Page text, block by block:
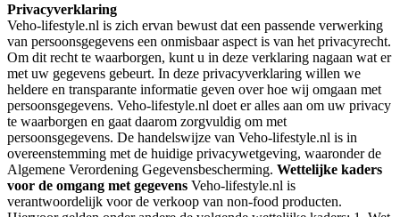
Privacyverklaring
Veho-lifestyle.nl is zich ervan bewust dat een passende verwerking
van persoonsgegevens een onmisbaar aspect is van het privacyrecht.
Om dit recht te waarborgen, kunt u in deze verklaring nagaan wat er
met uw gegevens gebeurt. In deze privacyverklaring willen we
heldere en transparante informatie geven over hoe wij omgaan met
persoonsgegevens. Veho-lifestyle.nl doet er alles aan om uw privacy
te waarborgen en gaat daarom zorgvuldig om met
persoonsgegevens. De handelswijze van Veho-lifestyle.nl is in
overeenstemming met de huidige privacywetgeving, waaronder de
Algemene Verordening Gegevensbescherming. Wettelijke kaders
voor de omgang met gegevens Veho-lifestyle.nl is
verantwoordelijk voor de verkoop van non-food producten.